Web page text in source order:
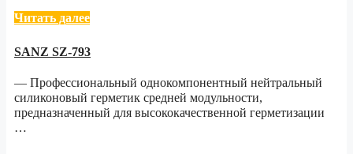
Читать далее
SANZ SZ-793
— Профессиональный однокомпонентный нейтральный
силиконовый герметик средней модульности,
предназначенный для высококачественной герметизации
…